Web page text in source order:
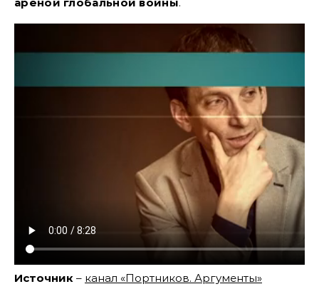
Источник – канал «Портников. Аргументы»